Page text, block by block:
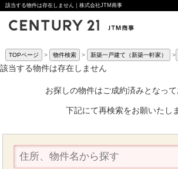
該当する物件は存在しません｜株式会社JTM商事
TOPページ 物件検索 新築一戸建て（新築一軒家）
該当する物件は存在しません
お探しの物件はご成約済みとなって
下記にて再検索をお願いたし